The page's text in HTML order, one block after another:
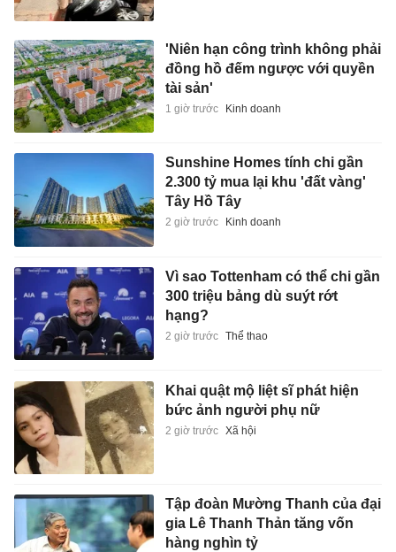
'Niên hạn công trình không phải
đồng hồ đếm ngược với quyền
tài sản'
1 giờ trước Kinh doanh
Sunshine Homes tính chi gần
2.300 tỷ mua lại khu 'đất vàng'
Tây Hồ Tây
2 giờ trước Kinh doanh
Vì sao Tottenham có thể chi gần
300 triệu bảng dù suýt rớt
hạng?
2 giờ trước Thể thao
Khai quật mộ liệt sĩ phát hiện
bức ảnh người phụ nữ
2 giờ trước Xã hội
Tập đoàn Mường Thanh của đại
gia Lê Thanh Thản tăng vốn
hàng nghìn tỷ